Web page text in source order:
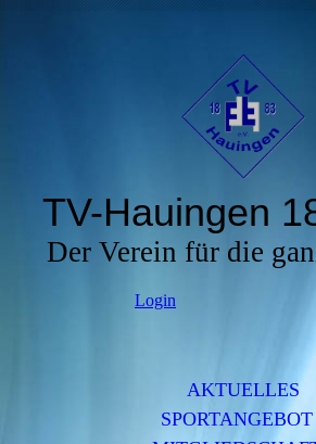
TV-Hauingen
Der Verein für die
Login
AKTUELLES
SPORTANGEBOT